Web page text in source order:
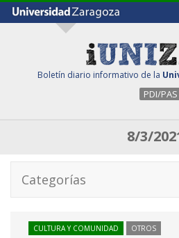
Boletín diario informativo de la
PDI/PAS
8/3/
Categorías
CULTURA Y COMUNIDAD OTROS